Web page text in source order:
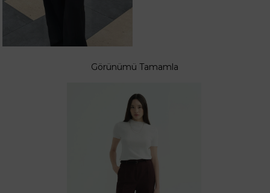
Görünümü Tamamla